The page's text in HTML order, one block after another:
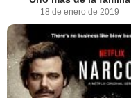
18 de enero de 2019